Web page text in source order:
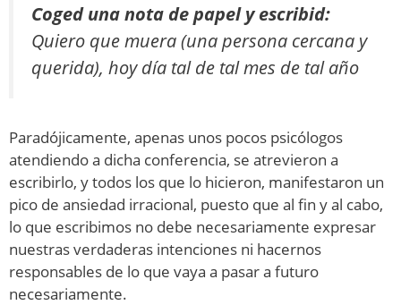
Coged una nota de papel y escribid:
Quiero que muera (una persona cercana y
querida), hoy día tal de tal mes de tal año
Paradójicamente, apenas unos pocos psicólogos
atendiendo a dicha conferencia, se atrevieron a
escribirlo, y todos los que lo hicieron, manifestaron un
pico de ansiedad irracional, puesto que al fin y al cabo,
lo que escribimos no debe necesariamente expresar
nuestras verdaderas intenciones ni hacernos
responsables de lo que vaya a pasar a futuro
necesariamente.